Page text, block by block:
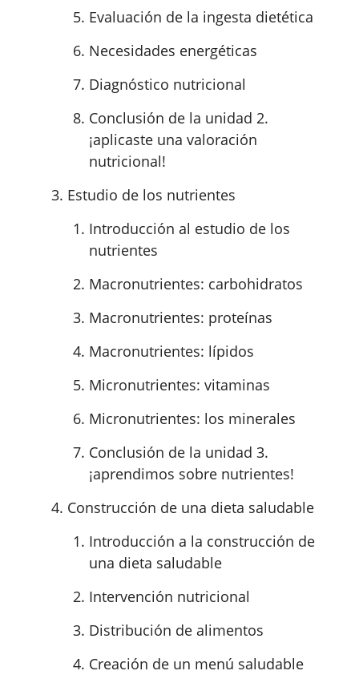
Evaluación de la ingesta dietética
Necesidades energéticas
Diagnóstico nutricional
Conclusión de la unidad 2.
¡aplicaste una valoración
nutricional!
Estudio de los nutrientes
Introducción al estudio de los
nutrientes
Macronutrientes: carbohidratos
Macronutrientes: proteínas
Macronutrientes: lípidos
Micronutrientes: vitaminas
Micronutrientes: los minerales
Conclusión de la unidad 3.
¡aprendimos sobre nutrientes!
Construcción de una dieta saludable
Introducción a la construcción de
una dieta saludable
Intervención nutricional
Distribución de alimentos
Creación de un menú saludable